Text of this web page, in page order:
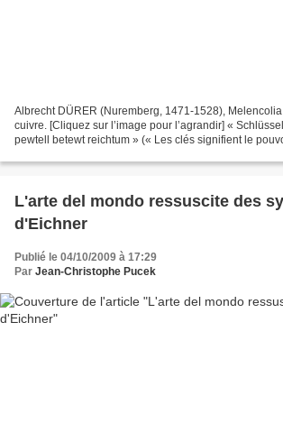
Albrecht DÜRER (Nuremberg, 1471-1528),
cuivre. [Cliquez sur l’image pour l’agrandir] «
pewtell betewt reichtum » (« Les clés signifient le
L'arte del mondo ressuscite des
d'Eichner
Publié le 04/10/2009 à 17:29
Par Jean-Christophe Pucek